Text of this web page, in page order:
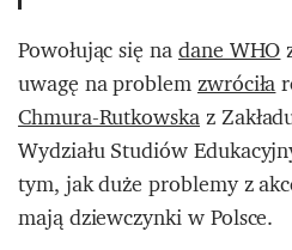
Powołując się nadane WHO
uwagę na problemzwróciła
Chmura-Rutkowskaz
Wydziału Studiów
tym, jak duże problemy z
mają dziewczynki w Polsce.